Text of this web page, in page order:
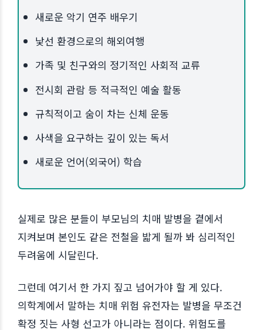
새로운 악기 연주 배우기
낯선 환경으로의 해외여행
가족 및 친구와의 정기적인 사회적 교류
전시회 관람 등 적극적인 예술 활동
규칙적이고 숨이 차는 신체 운동
사색을 요구하는 깊이 있는 독서
새로운 언어(외국어) 학습
실제로 많은 분들이 부모님의 치매 발병을 곁에서
지켜보며 본인도 같은 전철을 밟게 될까 봐 심리적인
두려움에 시달린다.
그런데 여기서 한 가지 짚고 넘어가야 할 게 있다.
의학계에서 말하는 치매 위험 유전자는 발병을 무조건
확정 짓는 사형 선고가 아니라는 점이다. 위험도를